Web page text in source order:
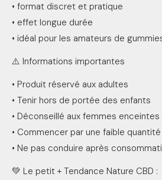
• format discret et pratique
• effet longue durée
• idéal pour les amateurs de
⚠️ Informations importantes
• Produit réservé aux adultes
• Tenir hors de portée des enfants
• Déconseillé aux femmes enceintes
• Commencer par une faible
• Ne pas conduire après
💚 Le petit + Tendance Nature CBD :